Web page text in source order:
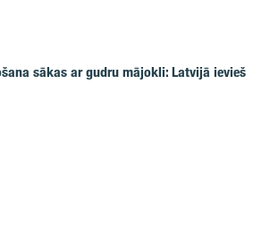
sākas ar gudru mājokli: Latvijā ievieš